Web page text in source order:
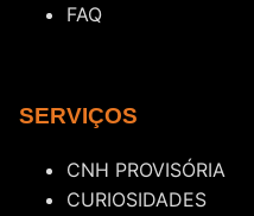
FAQ
SERVIÇOS
CNH PROVISÓRIA
CURIOSIDADES